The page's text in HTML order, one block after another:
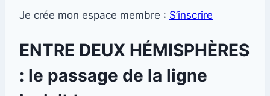
Je crée mon espace membre : S’inscrire
ENTRE DEUX HÉMISPHÈRES
: le passage de la ligne